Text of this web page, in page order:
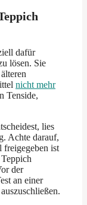
dafür
lösen. Sie
nicht mehr
Tenside,
lies
Achte darauf,
freigegeben ist
der
an einer